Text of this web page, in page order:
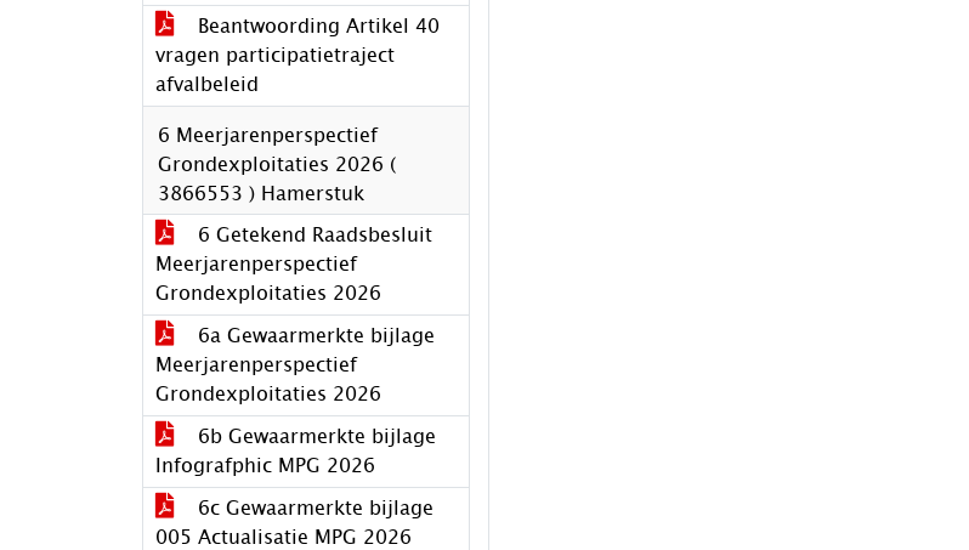
Beantwoording Artikel 40
vragen participatietraject
afvalbeleid
6 Meerjarenperspectief
Grondexploitaties 2026 (
3866553 ) Hamerstuk
6 Getekend Raadsbesluit
Meerjarenperspectief
Grondexploitaties 2026
6a Gewaarmerkte bijlage
Meerjarenperspectief
Grondexploitaties 2026
6b Gewaarmerkte bijlage
Infografphic MPG 2026
6c Gewaarmerkte bijlage
005 Actualisatie MPG 2026